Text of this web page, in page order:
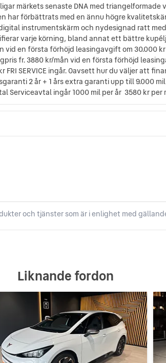
märkets senaste DNA med
har förbättrats med en ännu högre
instrumentskärm och nydesignad ratt med
varje körning, bland annat ett bättre
vid en första förhöjd leasingavgift om 30.000
fr. 3880 kr/mån vid en första förhöjd
SERVICE ingår. Oavsett hur du väljer att
2 år + 1 års extra garanti upp till 9.000
Serviceavtal ingår 1000 mil per år 3580 kr per
och tjänster som är i enlighet med
Liknande fordon